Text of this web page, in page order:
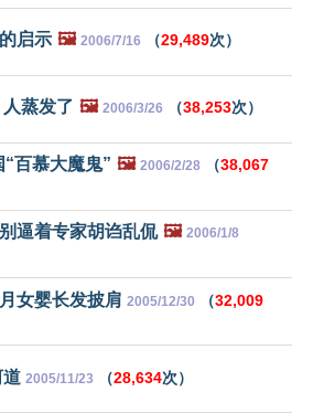
启示 🖼️ 2006/7/16 （29,489次）
蒸发了 🖼️ 2006/3/26 （38,253次）
百慕大魔鬼” 🖼️ 2006/2/28 （38,067
逼着专家胡诌乱侃 🖼️ 2006/1/8
女婴长发披肩 2005/12/30 （32,009
道 2005/11/23 （28,634次）